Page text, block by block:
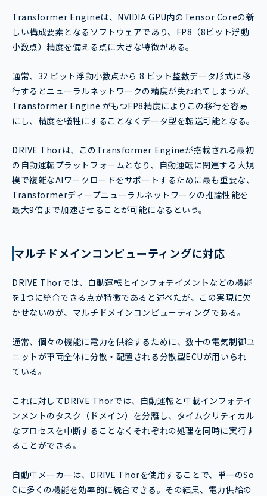
Transformer Engineは、NVIDIA GPU内のTensor Coreの新
しい構成要素となるソフトウェアであり、FP8（8ビット浮動
小数点）精度を備える点に大きな特徴がある。
通常、32 ビット浮動小数点から 8 ビット整数データ形式に移
行するとニューラルネットワークの精度が失われてしまうが、
Transformer Engine がもつFP8精度によりこの移行を容易
にし、精度を犠牲にすることなくデータ型を転送可能となる。
DRIVE Thorは、このTransformer Engineが搭載される最初
の自動運転プラットフォームとなり、自動運転に関連する大規
模で複雑なAIワークロードをサポートするために最も重要な、
Transformerディープニューラルネットワークの推論性能を
最大9倍まで加速させることが可能になるという。
マルチドメインコンピューティングに対応
DRIVE Thorでは、自動運転とインフォテイメントなどの機能
を1つに統合できる点が特徴であると述べたが、この実現に欠
かせないのが、マルチドメインコンピューティングである。
通常、個々の機能に電力を供給するために、数十の電気制御ユ
ニットが車両全体に分散・配置される分散型ECUが用いられ
ている。
これに対してDRIVE Thorでは、自動運転と車載インフォテイ
ンメントのタスク（ドメイン）を分離し、タイムクリティカル
なプロセスを中断することなくそれぞれの処理を同時に実行す
ることができる。
自動車メーカーは、DRIVE Thorを使用することで、単一のSo
Cに多くの機能を効率的に統合できる。その結果、電力供給の